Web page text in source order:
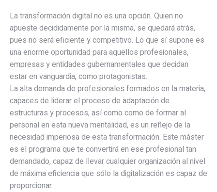
La transformación digital no es una opción. Quien no
apueste decididamente por la misma, se quedará atrás,
pues no será eficiente y competitivo. Lo que sí supone es
una enorme oportunidad para aquellos profesionales,
empresas y entidades gubernamentales que decidan
estar en vanguardia, como protagonistas.
La alta demanda de profesionales formados en la materia,
capaces de liderar el proceso de adaptación de
estructuras y procesos, así como como de formar al
personal en esta nueva mentalidad, es un reflejo de la
necesidad imperiosa de esta transformación. Este máster
es el programa que te convertirá en ese profesional tan
demandado, capaz de llevar cualquier organización al nivel
de máxima eficiencia que sólo la digitalización es capaz de
proporcionar.